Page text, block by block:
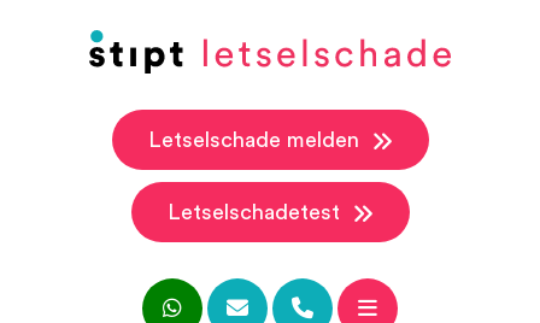
Letselschade melden
Letselschadetest